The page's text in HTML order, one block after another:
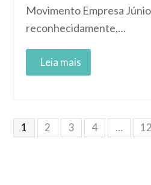
Movimento Empresa
reconhecidamente,…
1 2 3 4 …